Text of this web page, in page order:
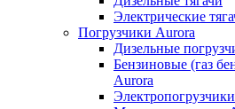
Электрические
Погрузчики Aurora
Дизельные
Бензиновые (газ
Aurora